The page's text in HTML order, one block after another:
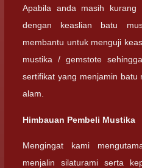
Apabila anda masih
dengan keaslian batu
membantu untuk menguji
mustika / gemstote
sertifikat yang menjamin batu
alam.
Himbauan Pembeli Mustika
Mengingat kami
menjalin silaturami serta